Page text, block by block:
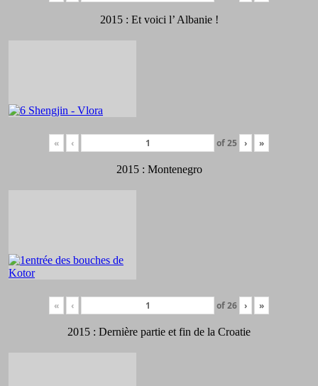
2015 : Et voici l’ Albanie !
« ‹ of25 › »
2015 : Montenegro
« ‹ of26 › »
2015 : Dernière partie et fin de la Croatie